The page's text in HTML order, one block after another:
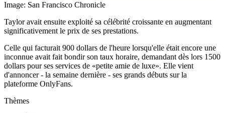
Image: San Francisco Chronicle
Taylor avait ensuite exploité sa célébrité croissante en augmentant
significativement le prix de ses prestations.
Celle qui facturait 900 dollars de l'heure lorsqu'elle était encore une
inconnue avait fait bondir son taux horaire, demandant dès lors 1500
dollars pour ses services de «petite amie de luxe». Elle vient
d'annoncer - la semaine dernière - ses grands débuts sur la
plateforme OnlyFans.
Thèmes